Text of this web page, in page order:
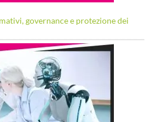
governance e protezione dei